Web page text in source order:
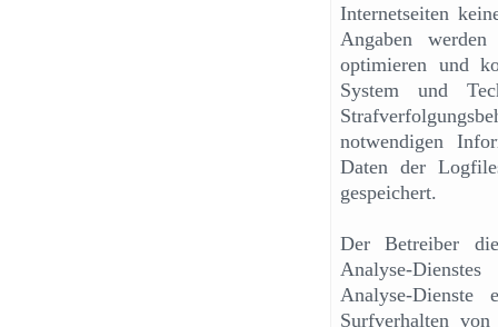
Internetseiten
Angaben
optimieren und
System und
notwendigen
Daten der
gespeichert.
Der Betreiber
Analyse-
Analyse-
Surfverhalten